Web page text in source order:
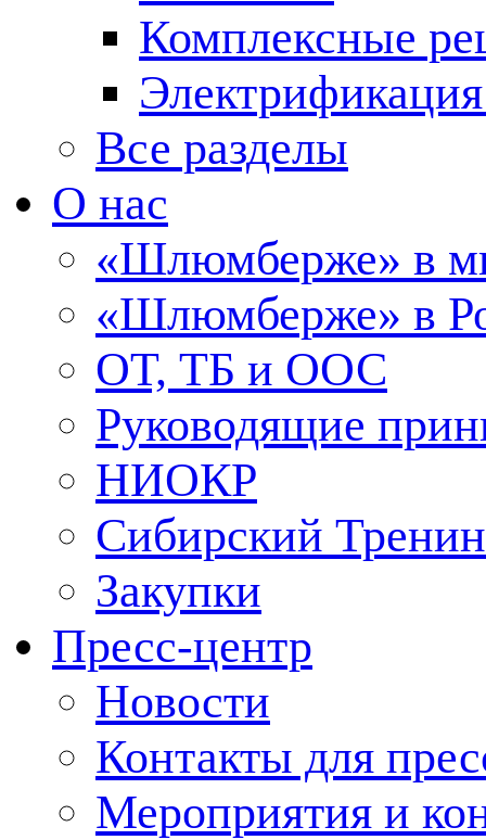
Комплексные
Все разделы
О нас
«Шлюмберже» в
«Шлюмберже» в
ОТ, ТБ и ООС
Руководящие
НИОКР
Сибирский
Закупки
Пресс-центр
Новости
Контакты для
Мероприятия и